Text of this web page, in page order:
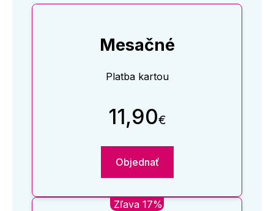
Mesačné
Platba kartou
11,90€
Objednať
Zľava 17%